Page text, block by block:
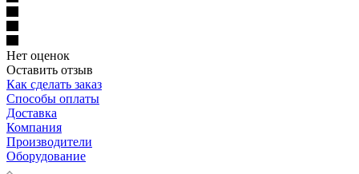
Нет оценок
Оставить отзыв
Как сделать заказ
Способы оплаты
Доставка
Компания
Производители
Оборудование